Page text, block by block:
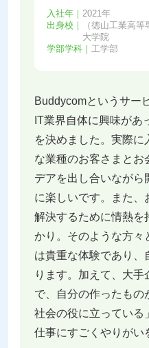
入社年｜2021年
出身校｜
（徳山工業高
大学院
学部学科｜工学部
Buddycomというサー
IT業界自体に興味があ
を決めました。実際に
な業種のお客さまとお
デアを出し合いながら
に楽しいです。また、
解決するために情熱を
かり。そのような方々
は貴重な体験であり、
ります。加えて、大
で、自分の作ったもの
社会の役に立っている
仕事にすごくやりがい